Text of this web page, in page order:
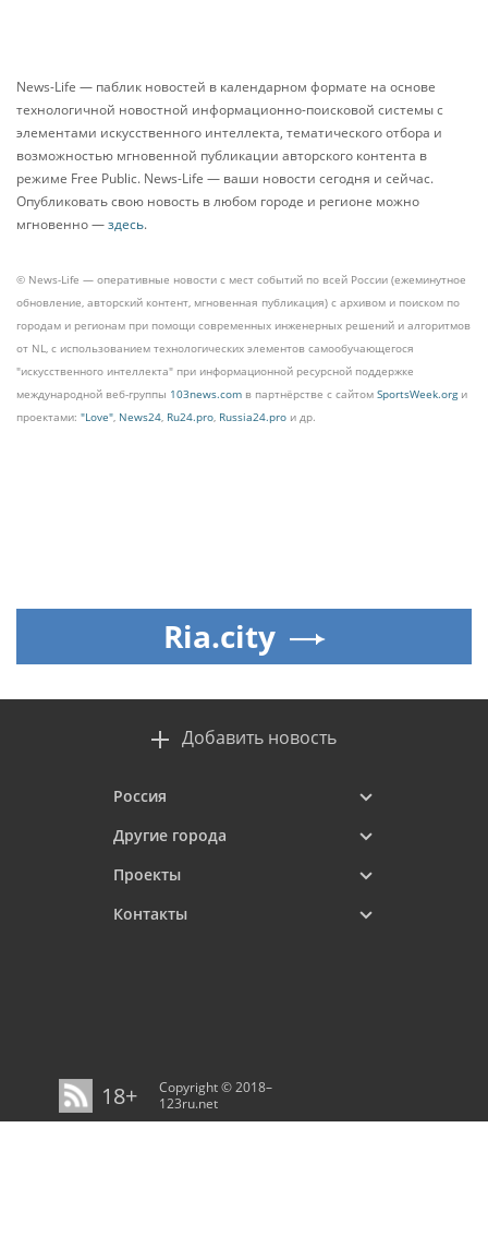
News-Life — паблик новостей в календарном формате на основе
технологичной новостной информационно-поисковой системы с
элементами искусственного интеллекта, тематического отбора и
возможностью мгновенной публикации авторского контента в
режиме Free Public. News-Life — ваши новости сегодня и сейчас.
Опубликовать свою новость в любом городе и регионе можно
мгновенно —здесь.
© News-Life — оперативные новости с мест событий по всей России (ежеминутное
обновление, авторский контент, мгновенная публикация) с архивом и поиском по
городам и регионам при помощи современных инженерных решений и алгоритмов
от NL, с использованием технологических элементов самообучающегося
"искусственного интеллекта" при информационной ресурсной поддержке
международной веб-группы 103news.com в партнёрстве с сайтом SportsWeek.orgи
проектами: "Love", News24, Ru24.pro, Russia24.pro и др.
Ria.city
Добавить новость
Россия
Другие города
Проекты
Контакты
18+
Copyright © 2018–
123ru.net